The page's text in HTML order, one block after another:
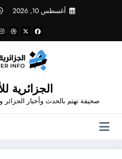
أغسطس 10, 2026
الجزائرية
صحيفة تهتم بالحدث وأخبار الجزائر